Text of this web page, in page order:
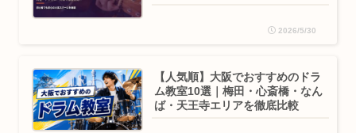
2026/5/30
【人気順】大阪でおすすめのドラ
ム教室10選｜梅田・心斎橋・なん
ば・天王寺エリアを徹底比較